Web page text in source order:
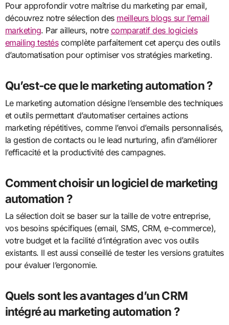
Pour approfondir votre maîtrise du marketing par email,
découvrez notre sélection des meilleurs blogs sur l’email
marketing. Par ailleurs, notre comparatif des logiciels
emailing testéscomplète parfaitement cet aperçu des outils
d’automatisation pour optimiser vos stratégies marketing.
Qu’est-ce que le marketing automation ?
Le marketing automation désigne l’ensemble des techniques
et outils permettant d’automatiser certaines actions
marketing répétitives, comme l’envoi d’emails personnalisés,
la gestion de contacts ou le lead nurturing, afin d’améliorer
l’efficacité et la productivité des campagnes.
Comment choisir un logiciel de marketing
automation ?
La sélection doit se baser sur la taille de votre entreprise,
vos besoins spécifiques (email, SMS, CRM, e-commerce),
votre budget et la facilité d’intégration avec vos outils
existants. Il est aussi conseillé de tester les versions gratuites
pour évaluer l’ergonomie.
Quels sont les avantages d’un CRM
intégré au marketing automation ?